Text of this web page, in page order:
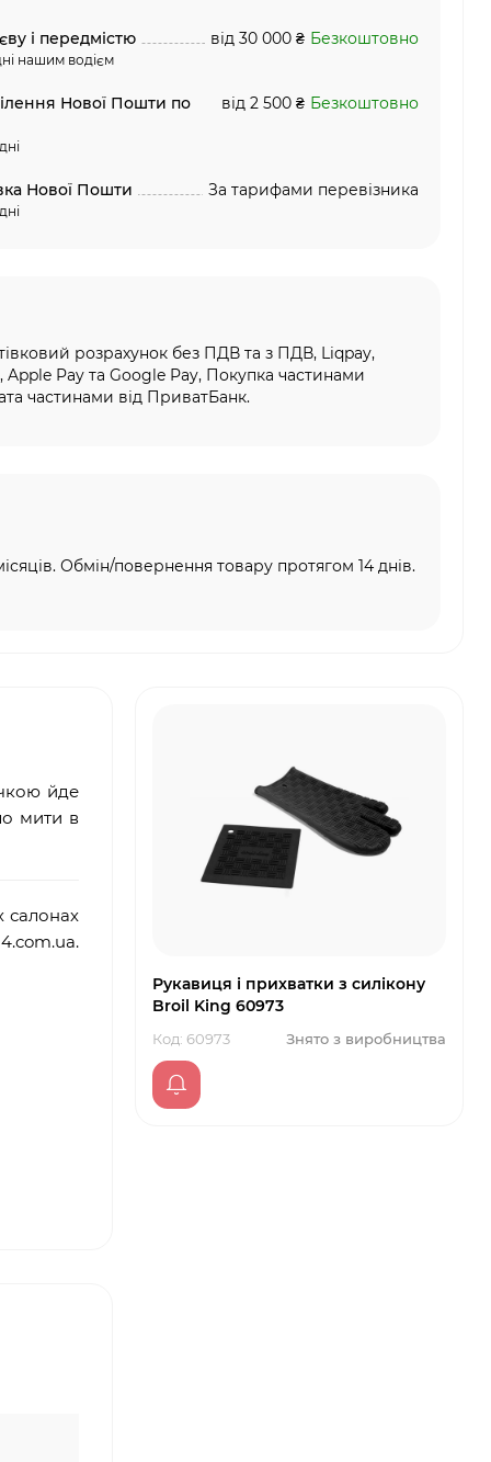
і передмістю
нашим водієм
від 30 000 ₴ Безкоштовно
Нової Пошти по від 2 500 ₴ Безкоштовно
Нової Пошти За тарифами перевізника
розрахунок без ПДВ та з ПДВ, Liqpay,
Apple Pay та Google Pay, Покупка частинами
частинами від ПриватБанк.
Обмін/повернення товару протягом 14 днів.
йде
мити в
салонах
com.ua.
Рукавиця і прихватки з силікону
Broil King 60973
Код: 60973 Знято з виробництва